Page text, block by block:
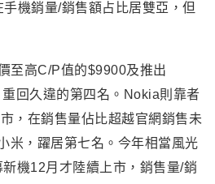
機銷量/銷售額占比居雙亞，但
至高C/P值的$9900及推出
回久違的第四名。Nokia則靠者
，在銷售量佔比超越官網銷售未
米，躍居第七名。今年相當風光
機12月才陸續上市，銷售量/銷